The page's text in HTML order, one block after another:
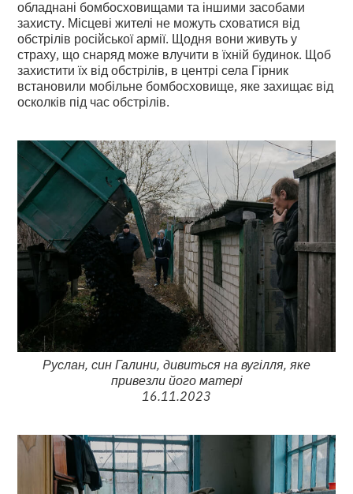
обладнані бомбосховищами та іншими засобами
захисту. Місцеві жителі не можуть сховатися від
обстрілів російської армії. Щодня вони живуть у
страху, що снаряд може влучити в їхній будинок. Щоб
захистити їх від обстрілів, в центрі села Гірник
встановили мобільне бомбосховище, яке захищає від
осколків під час обстрілів.
Руслан, син Галини, дивиться на вугілля, яке
привезли його матері
16.11.2023